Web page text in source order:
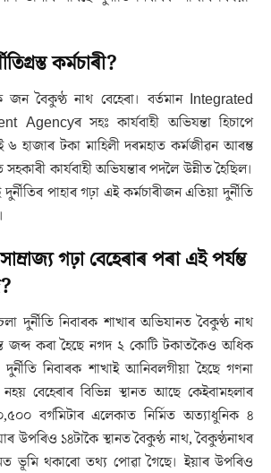
কৰ্মচাৰী?
বৈকুণ্ঠ নাথ বেহেৰা। বৰ্তমান Integrated
Agencyৰ সহঃ কাৰ্যবাহী অভিযন্তা হিচাপে
৬ হাজাৰ টকা মাহিলী দৰমহাত কৰ্মজীৱন আৰম্ভ
কাৰ্যবাহী অভিযন্তাৰ পদলৈ উন্নীত হৈছিল।
পাহাৰ গঢ়া এই কৰ্মচাৰীজন এতিয়া দুৰ্নীতি
গঢ়া বেহেৰাৰ পৰা এই পৰ্যন্ত
দুৰ্নীতি নিবাৰক শাখাৰ অভিযানত বৈকুণ্ঠ নাথ
জব্দ কৰা হৈছে নগদ ২ কোটি টকাতকৈও অধিক
নিবাৰক শাখাই আনিবলগীয়া হৈছে গণনা
বেহেৰাৰ বিভিন্ন স্থানত আছে কেইবামহলাৰ
বৰ্গমিটাৰ এলেকাত নিৰ্মিত অত্যাধুনিক ৪
উপৰিও ১৪টাকৈ স্থানত বৈকুণ্ঠ নাথ, বৈকুণ্ঠনাথৰ
ভূমি থকাৰো তথ্য পোৱা গৈছে। ইয়াৰ উপৰিও